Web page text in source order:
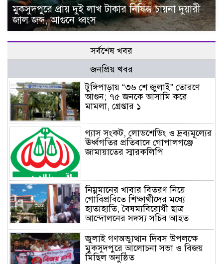
মুকসুদপুরে প্রায় দুই লাখ টাকার নিষিদ্ধ চায়না দুয়ারী
জাল জব্দ, আগুনে ধ্বংস
সর্বশেষ খবর
জনপ্রিয় খবর
টুঙ্গিপাড়ায় “৩৬ শে জুলাই” তোরণে
আগুন; ৭৫ জনকে আসামি করে
মামলা, গ্রেপ্তার ১
গ্যাস সংকট, লোডশেডিং ও দ্রব্যমূল্যের
ঊর্ধ্বগতির প্রতিবাদে গোপালগঞ্জে
জামায়াতের স্মারকলিপি
নিম্নমানের খাবার বিতরণ নিয়ে
গোবিপ্রবিতে শিক্ষার্থীদের মধ্যে
হাতাহাতি, বৈষম্যবিরোধী ছাত্র
আন্দোলনের সদস্য সচিব আহত
জুলাই গণঅভ্যুত্থান দিবস উপলক্ষে
মুকসুদপুরে আলোচনা সভা ও বিজয়
মিছিল অনুষ্ঠিত